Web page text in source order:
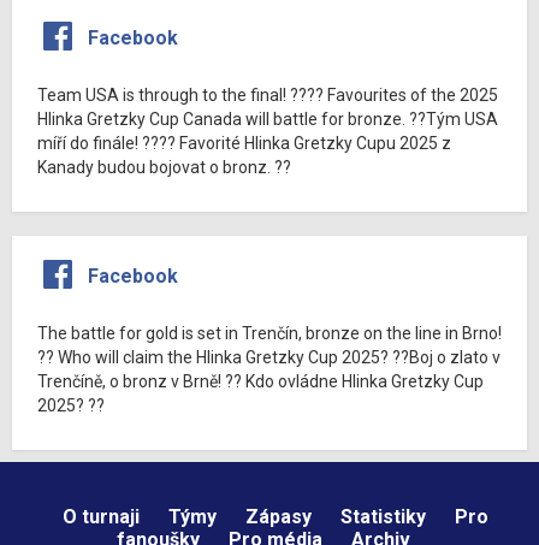
Facebook
Team USA is through to the final! ???? Favourites of the 2025
Hlinka Gretzky Cup Canada will battle for bronze. ??Tým USA
míří do finále! ???? Favorité Hlinka Gretzky Cupu 2025 z
Kanady budou bojovat o bronz. ??
Facebook
The battle for gold is set in Trenčín, bronze on the line in Brno!
?? Who will claim the Hlinka Gretzky Cup 2025? ??Boj o zlato v
Trenčíně, o bronz v Brně! ?? Kdo ovládne Hlinka Gretzky Cup
2025? ??
O turnaji Týmy Zápasy Statistiky
Pro
fanoušky
Pro média Archiv